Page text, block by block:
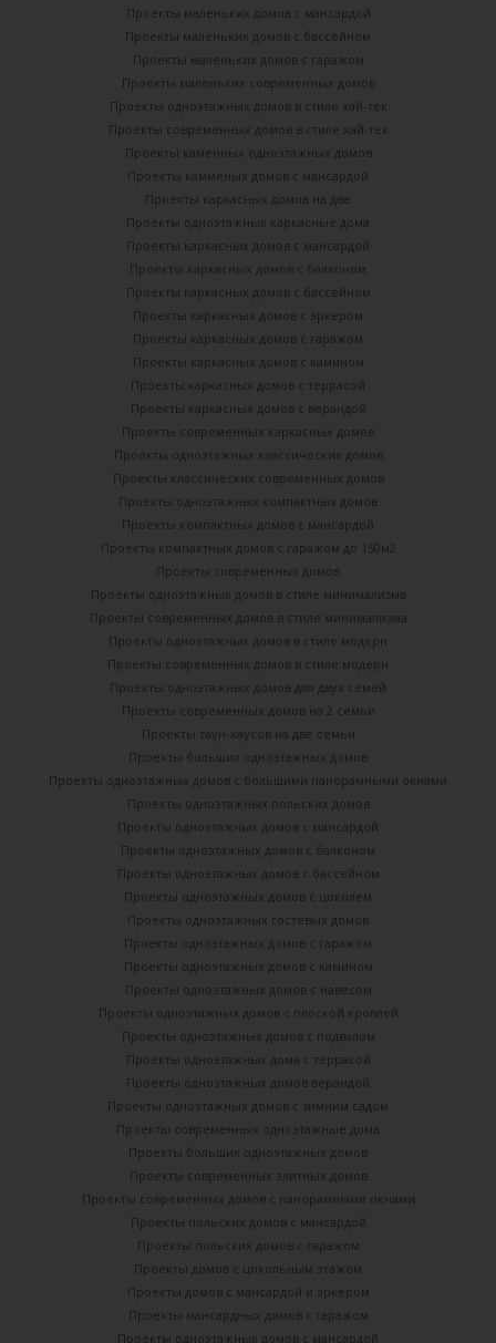
Проекты маленьких домов с мансардой
Проекты маленьких домов с бассейном
Проекты маленьких домов с гаражом
Проекты маленьких современных домов
Проекты одноэтажных домов в стиле хай-тек
Проекты современных домов в стиле хай-тек
Проекты каменных одноэтажных домов
Проекты камменых домов с мансардой
Проекты каркасных домов на две
Проекты одноэтажных каркасные дома
Проекты каркасных домов с мансардой
Проекты каркасных домов с балконом
Проекты каркасных домов с бассейном
Проекты каркасных домов с эркером
Проекты каркасных домов с гаражом
Проекты каркасных домов с камином
Проекты каркасных домов с террасой
Проекты каркасных домов с верандой
Проекты современных каркасных домов
Проекты одноэтажных классических домов
Проекты классических современных домов
Проекты одноэтажных компактных домов
Проекты компактных домов с мансардой
Проекты компактных домов с гаражом до 150м2
Проекты современных домов
Проекты одноэтажных домов в стиле минимализма
Проекты современных домов в стиле минимализма
Проекты одноэтажных домов в стиле модерн
Проекты современных домов в стиле модерн
Проекты одноэтажных домов для двух семей
Проекты современных домов на 2 семьи
Проекты таун-хаусов на две семьи
Проекты больших одноэтажных домов
Проекты одноэтажных домов с большими панорамными окнами
Проекты одноэтажных польских домов
Проекты одноэтажных домов с мансардой
Проекты одноэтажных домов с балконом
Проекты одноэтажных домов с бассейном
Проекты одноэтажных домов с цоколем
Проекты одноэтажных гостевых домов
Проекты одноэтажных домов с гаражом
Проекты одноэтажных домов с камином
Проекты одноэтажных домов с навесом
Проекты одноэтажных домов с плоской кровлей
Проекты одноэтажных домов с подвалом
Проекты одноэтажных дома с террасой
Проекты одноэтажных домов верандой
Проекты одноэтажных домов с зимним садом
Проекты современных одноэтажные дома
Проекты больших одноэтажных домов
Проекты современных элитных домов
Проекты современных домов с панорамными окнами
Проекты польских домов с мансардой
Проекты польских домов с гаражом
Проекты домов с цокольным этажом
Проекты домов с мансардой и эркером
Проекты мансардных домов с гаражом
Проекты одноэтажных домов с мансардой